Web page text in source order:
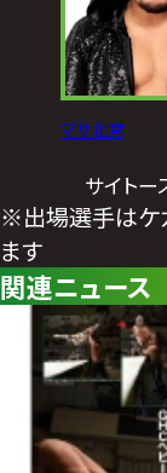
マサ北宮
サイト
※出場選手はケ
ます
関連ニュース